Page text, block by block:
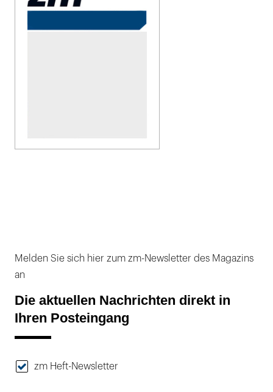
Melden Sie sich hier zum zm-Newsletter des Magazins
an
Die aktuellen Nachrichten direkt in
Ihren Posteingang
zm Heft-Newsletter